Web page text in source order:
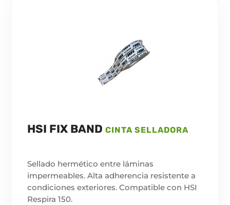
HSI FIX BANDCINTA SELLADORA
Sellado hermético entre láminas
impermeables. Alta adherencia resistente a
condiciones exteriores. Compatible con HSI
Respira 150.